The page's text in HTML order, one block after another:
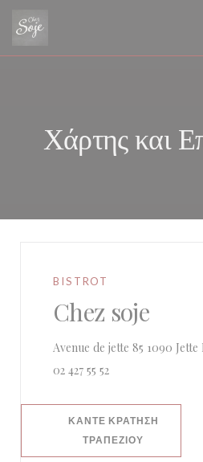
Χάρτης και
BISTROT
Chez soje
Avenue de jette 85 1090
02 427 55 52
ΚΆΝΤΕ ΚΡΆΤΗΣΗ
ΤΡΑΠΕΖΙΟΎ